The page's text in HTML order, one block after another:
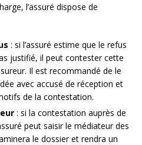
l’assuré dispose de
: si l’assuré estime que le refus
justifié, il peut contester cette
Il est recommandé de le
avec accusé de réception et
de la contestation.
: si la contestation auprès de
peut saisir le médiateur des
le dossier et rendra un